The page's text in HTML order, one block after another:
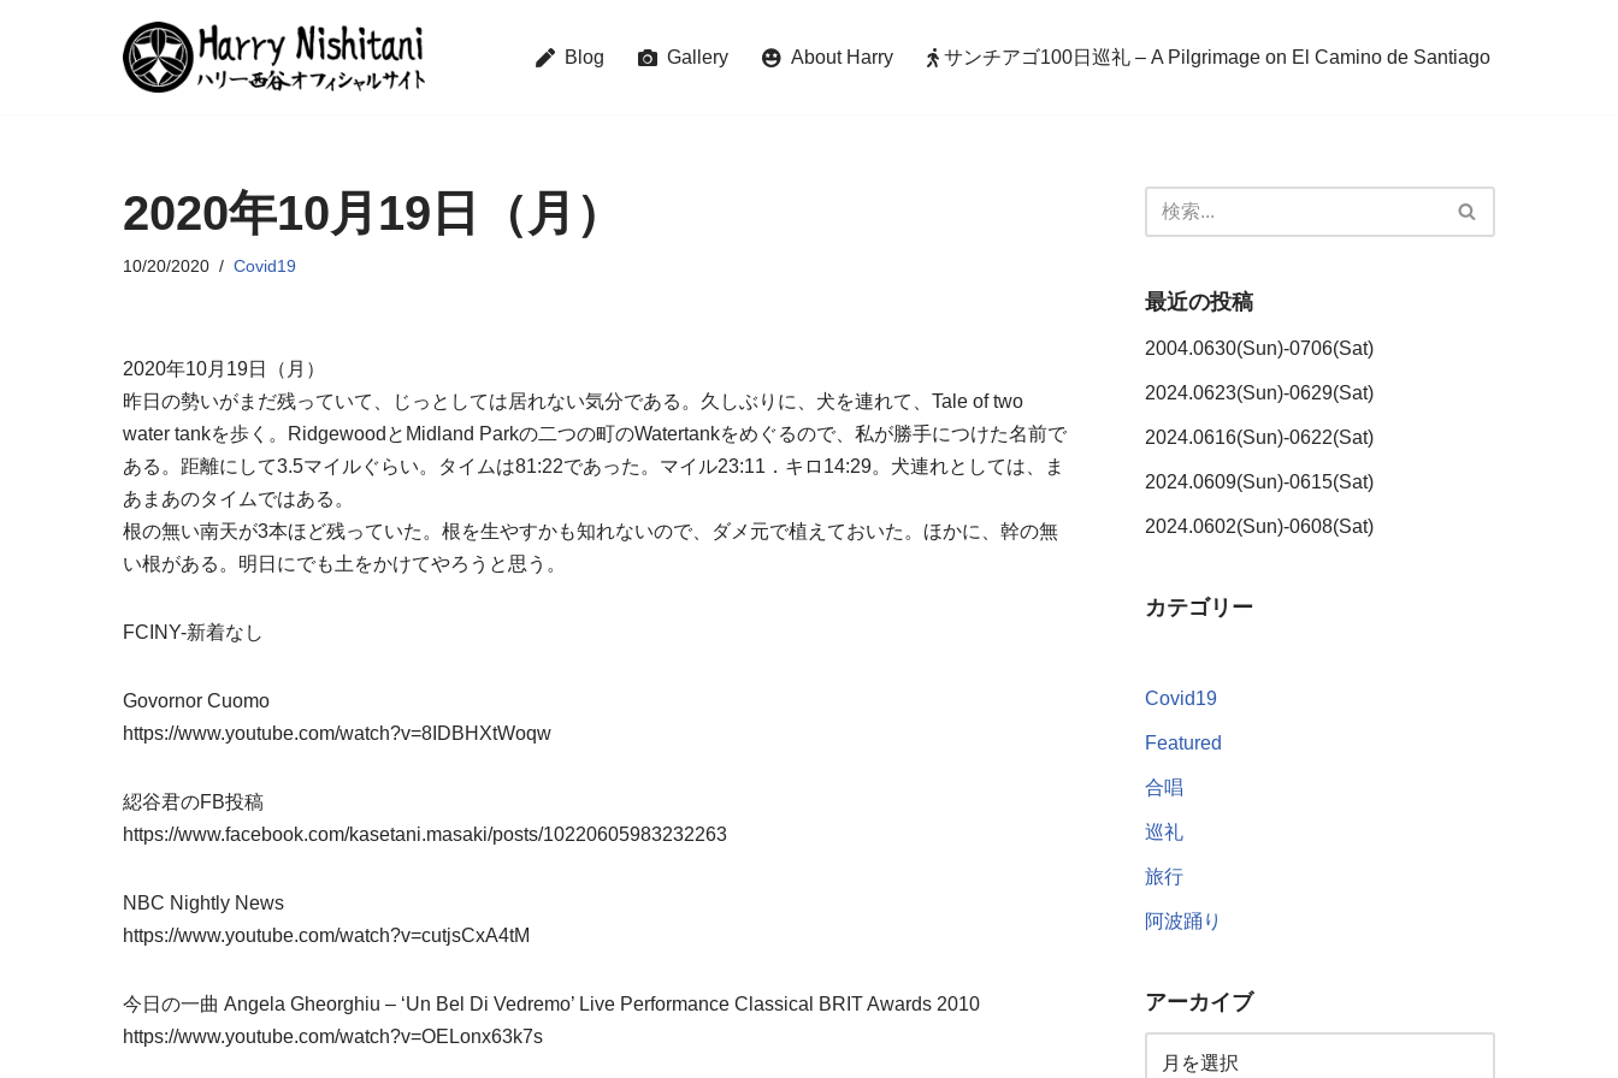
Blog Gallery About Harry サンチアゴ100日巡礼 – A Pilgrimage on El Camino de Santiago
2020年10月19日（月）
10/20/2020 Covid19
2020年10月19日（月）
昨日の勢いがまだ残っていて、じっとしては居れない気分である。久しぶりに、犬を連れて、Tale of two
water tankを歩く。RidgewoodとMidland Parkの二つの町のWatertankをめぐるので、私が勝手につけた名前で
ある。距離にして3.5マイルぐらい。タイムは81:22であった。マイル23:11．キロ14:29。犬連れとしては、ま
あまあのタイムではある。
根の無い南天が3本ほど残っていた。根を生やすかも知れないので、ダメ元で植えておいた。ほかに、幹の無
い根がある。明日にでも土をかけてやろうと思う。
FCINY-新着なし
Govornor Cuomo
https://www.youtube.com/watch?v=8IDBHXtWoqw
綛谷君のFB投稿
https://www.facebook.com/kasetani.masaki/posts/10220605983232263
NBC Nightly News
https://www.youtube.com/watch?v=cutjsCxA4tM
今日の一曲 Angela Gheorghiu – ‘Un Bel Di Vedremo’ Live Performance Classical BRIT Awards 2010
https://www.youtube.com/watch?v=OELonx63k7s
最近の投稿
2004.0630(Sun)-0706(Sat)
2024.0623(Sun)-0629(Sat)
2024.0616(Sun)-0622(Sat)
2024.0609(Sun)-0615(Sat)
2024.0602(Sun)-0608(Sat)
カテゴリー
Covid19
Featured
合唱
巡礼
旅行
阿波踊り
アーカイブ